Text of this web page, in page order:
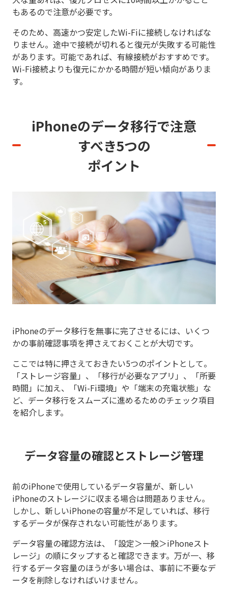
もあるので注意が必要です。
そのため、高速かつ安定したWi-Fiに接続しなければな
りません。途中で接続が切れると復元が失敗する可能性
があります。可能であれば、有線接続がおすすめです。
Wi-Fi接続よりも復元にかかる時間が短い傾向がありま
す。
iPhoneのデータ移行で注意
すべき5つの
ポイント
iPhoneのデータ移行を無事に完了させるには、いくつ
かの事前確認事項を押さえておくことが大切です。
ここでは特に押さえておきたい5つのポイントとして。
「ストレージ容量」、「移行が必要なアプリ」、「所要
時間」に加え、「Wi-Fi環境」や「端末の充電状態」な
ど、データ移行をスムーズに進めるためのチェック項目
を紹介します。
データ容量の確認とストレージ管理
前のiPhoneで使用しているデータ容量が、新しい
iPhoneのストレージに収まる場合は問題ありません。
しかし、新しいiPhoneの容量が不足していれば、移行
するデータが保存されない可能性があります。
データ容量の確認方法は、「設定＞一般＞iPhoneスト
レージ」の順にタップすると確認できます。万が一、移
行するデータ容量のほうが多い場合は、事前に不要なデ
ータを削除しなければいけません。